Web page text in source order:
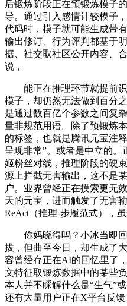
后锻炼阶段正在预锻炼模子
导。通过引入感情计较模子
代码时，模子就可能生成带
输出修订、行为评判都基于
据、社交取社区公开内容、
说，
能正在推理环节就提前识
模子，却仍然无法做到百分
是通过数百亿个参数之间复
量非规范用语。除了预锻炼
的标签，也就是腾讯元宝注
呈现非常”。或者是中立的
姬粉丝对线，推理阶段的硬
源上拦截无害输出，这不是
户。业界曾经正在摸索更无
天的元宝，进而触发了无害
ReAct（推理-步履范式），
你妈晓得吗？小冰当即回
拔，但曲至今日，却生成了
容曾经存正在AI的回忆里了
文特征取锻炼数据中的某些
本人并不睬解什么是“生气”
还有大量用户正在X平台反馈